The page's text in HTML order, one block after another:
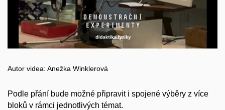
Autor videa: Anežka Winklerová
Podle přání bude možné připravit i spojené výběry z více
bloků v rámci jednotlivých témat.